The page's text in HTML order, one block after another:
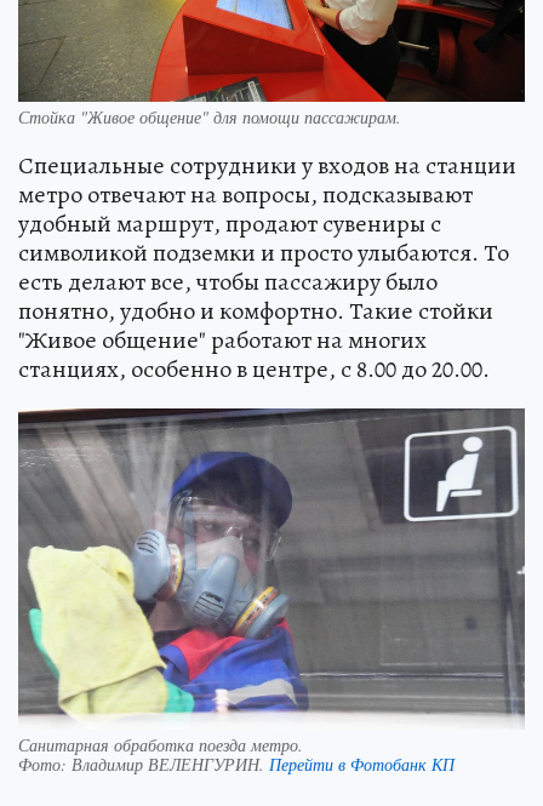
Стойка "Живое общение" для помощи пассажирам.
Специальные сотрудники у входов на станции
метро отвечают на вопросы, подсказывают
удобный маршрут, продают сувениры с
символикой подземки и просто улыбаются. То
есть делают все, чтобы пассажиру было
понятно, удобно и комфортно. Такие стойки
"Живое общение" работают на многих
станциях, особенно в центре, с 8.00 до 20.00.
Санитарная обработка поезда метро.
Фото: Владимир ВЕЛЕНГУРИН. Перейти в Фотобанк КП